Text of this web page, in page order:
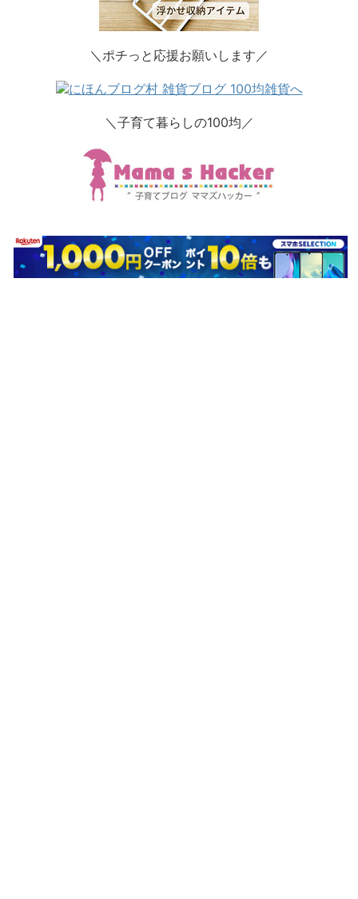
＼ポチっと応援お願いします／
＼子育て暮らしの100均／